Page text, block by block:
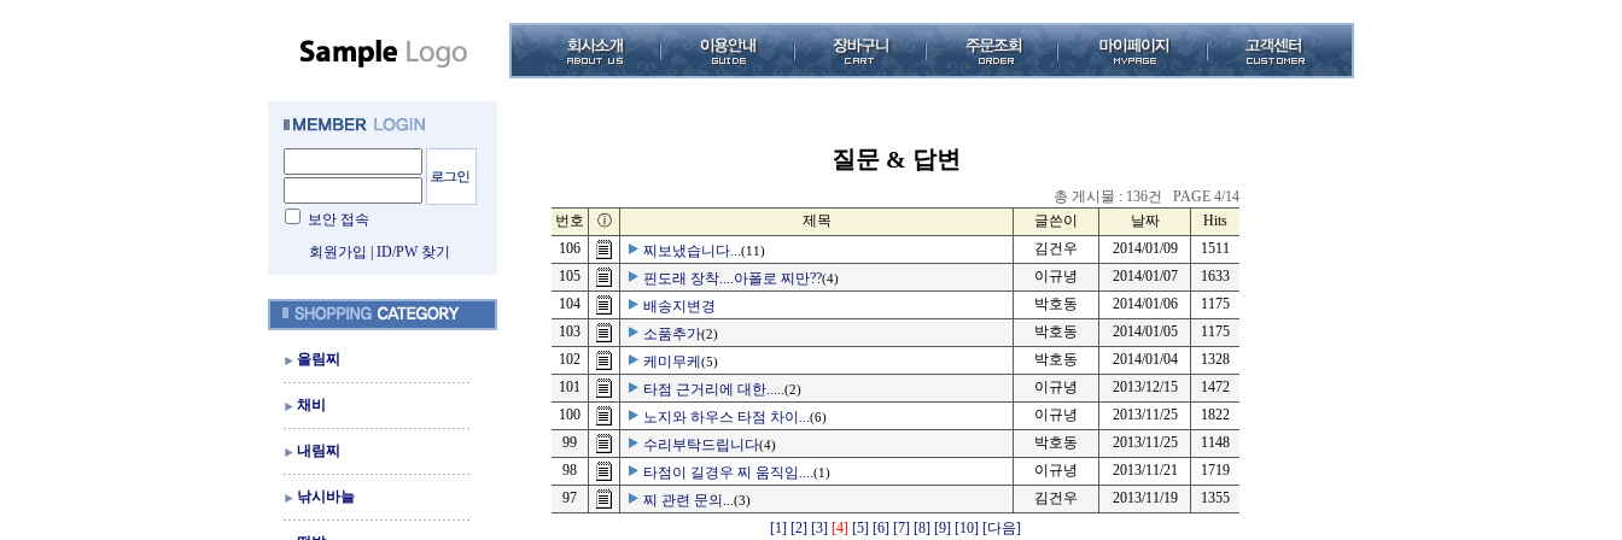
보안 접속
회원가입
ID/PW 찾기
올림찌
채비
내림찌
낚시바늘
질문 & 답변
총 게시물 : 136건 PAGE 4/14
번호
ⓘ 제목 글쓴이 날짜
Hits
106
찌보냈습니다...(11) 김건우 2014/01/09
1511
105
핀도래 장착....아폴로 찌만??(4) 이규녕 2014/01/07
1633
104
배송지변경 박호동 2014/01/06
1175
103
소품추가(2) 박호동 2014/01/05
1175
102
케미무케 (5) 박호동 2014/01/04
1328
101
타점 근거리에 대한.....(2) 이규녕 2013/12/15
1472
100
노지와 하우스 타점 차이...(6) 이규녕 2013/11/25
1822
99
수리부탁드립니다(4) 박호동 2013/11/25
1148
98
타점이 길경우 찌 움직임....(1) 이규녕 2013/11/21
1719
97
찌 관련 문의...(3) 김건우 2013/11/19
1355
[1] [2] [3] [4] [5] [6] [7] [8] [9] [10] [다음]